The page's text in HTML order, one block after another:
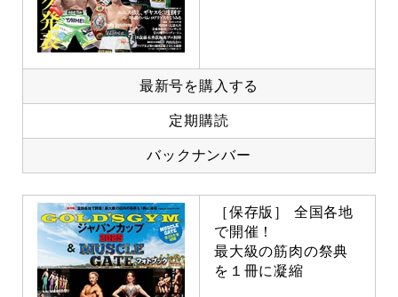
最新号を購入する
定期購読
バックナンバー
［保存版］ 全国各地
で開催！
最大級の筋肉の祭典
を１冊に凝縮